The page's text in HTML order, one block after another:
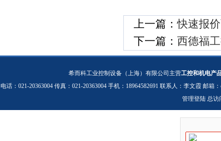
上一篇：快速报
下一篇： 西德福
希而科工业控制设备（上海）有限公司主营工控和机电产
电话：021-20363004 传真：021-20363004 手机：18964582691 联系人：李文霞 邮箱：
管理登陆 总访